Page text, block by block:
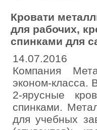
Кровати
для рабочих,
спинками для
14.07.2016
Компания
эконом-класса.
2-ярусные
спинками.
для учебных